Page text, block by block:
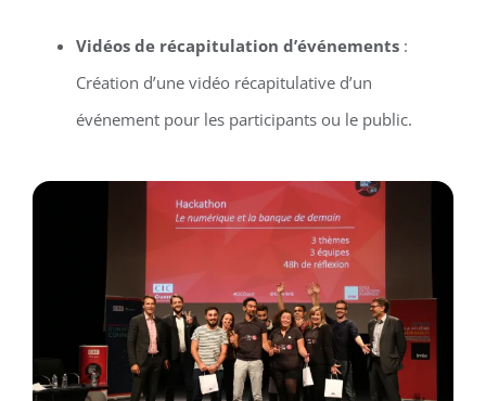
Vidéos de récapitulation d’événements:
Création d’une vidéo récapitulative d’un
événement pour les participants ou le public.